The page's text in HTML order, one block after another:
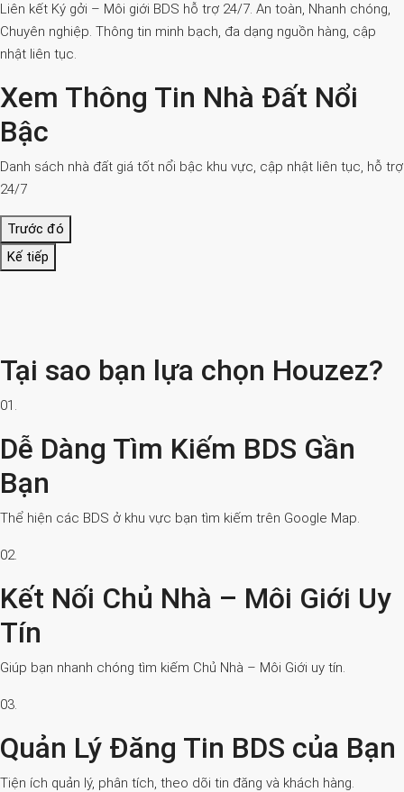
Liên kết Ký gởi – Môi giới BDS hỗ trợ 24/7. An toàn, Nhanh chóng,
Chuyên nghiệp. Thông tin minh bạch, đa dạng nguồn hàng, cập
nhật liên tục.
Xem Thông Tin Nhà Đất Nổi
Bậc
Danh sách nhà đất giá tốt nổi bậc khu vực, cập nhật liên tục, hỗ trợ
24/7
Trước đó
Kế tiếp
Tại sao bạn lựa chọn Houzez?
01.
Dễ Dàng Tìm Kiếm BDS Gần
Bạn
Thể hiện các BDS ở khu vực bạn tìm kiếm trên Google Map.
02.
Kết Nối Chủ Nhà – Môi Giới Uy
Tín
Giúp bạn nhanh chóng tìm kiếm Chủ Nhà – Môi Giới uy tín.
03.
Quản Lý Đăng Tin BDS của Bạn
Tiện ích quản lý, phân tích, theo dõi tin đăng và khách hàng.